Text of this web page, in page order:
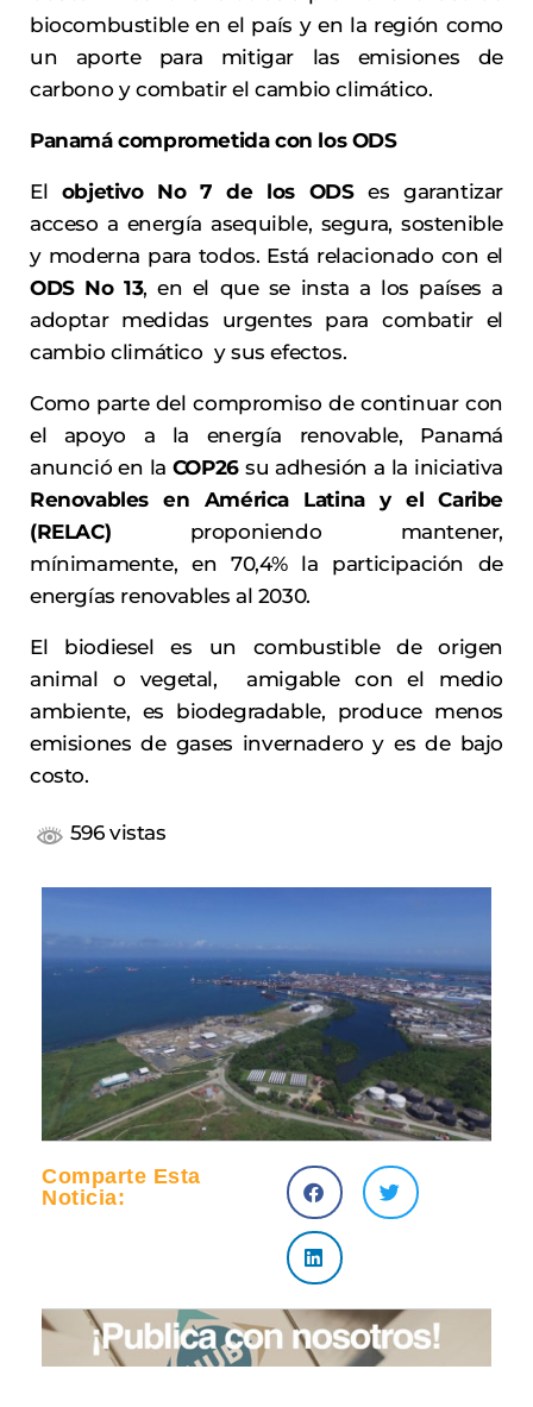
biocombustible en el país y en la región como
un aporte para mitigar las emisiones de
carbono y combatir el cambio climático.
Panamá comprometida con los ODS
El objetivo No 7 de los ODSes garantizar
acceso a energía asequible, segura, sostenible
y moderna para todos. Está relacionado con el
ODS No 13, en el que se insta a los países a
adoptar medidas urgentes para combatir el
cambio climático y sus efectos.
Como parte del compromiso de continuar con
el apoyo a la energía renovable, Panamá
anunció en la COP26 su adhesión a la iniciativa
Renovables en América Latina y el Caribe
(RELAC) proponiendo mantener,
mínimamente, en 70,4% la participación de
energías renovables al 2030.
El biodiesel es un combustible de origen
animal o vegetal, amigable con el medio
ambiente, es biodegradable, produce menos
emisiones de gases invernadero y es de bajo
costo.
596 vistas
Comparte Esta
Noticia: